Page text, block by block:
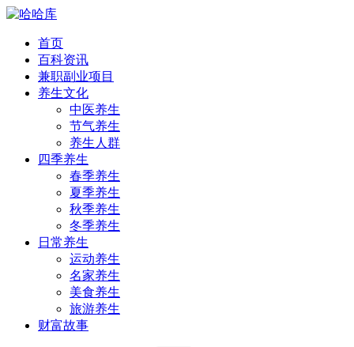
首页
百科资讯
兼职副业项目
养生文化
中医养生
节气养生
养生人群
四季养生
春季养生
夏季养生
秋季养生
冬季养生
日常养生
运动养生
名家养生
美食养生
旅游养生
财富故事